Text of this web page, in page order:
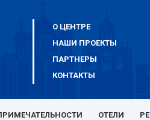
О ЦЕНТРЕ
НАШИ ПРОЕКТЫ
ПАРТНЕРЫ
КОНТАКТЫ
ОТЕЛИ